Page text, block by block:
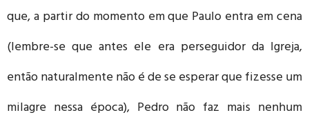
que, a partir do momento em que Paulo entra em cena
(lembre-se que antes ele era perseguidor da Igreja,
então naturalmente não é de se esperar que fizesse um
milagre nessa época), Pedro não faz mais nenhum